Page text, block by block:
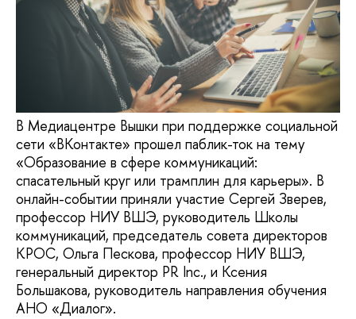
В Медиацентре Вышки при поддержке социальной
сети «ВКонтакте» прошел паблик-ток на тему
«Образование в сфере коммуникаций:
спасательный круг или трамплин для карьеры». В
онлайн-событии приняли участие Сергей Зверев,
профессор НИУ ВШЭ, руководитель Школы
коммуникаций, председатель совета директоров
КРОС, Ольга Пескова, профессор НИУ ВШЭ,
генеральный директор PR Inc., и Ксения
Большакова, руководитель направления обучения
АНО «Диалог».